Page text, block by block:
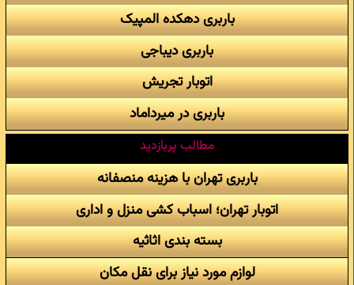
باربری دهکده المپیک
باربری دیباجی
اتوبار تجریش
باربری در میرداماد
مطالب پربازدید
باربری تهران با هزینه منصفانه
اتوبار تهران؛ اسباب کشی منزل و اداری
بسته بندی اثاثیه
لوازم مورد نیاز برای نقل مکان